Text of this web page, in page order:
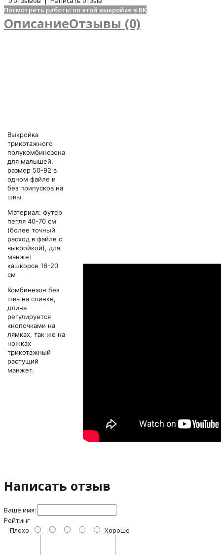
Посмотреть работы по этой выкройке в ВК
ОписаниеОтзывы (0)
Выкройка
трикотажного
полукомбинезона
для малышей,
размер 50-92 в
одном файле и
без припусков на
швы.
Материал: футер
петля 40-70 см
(более точный
расход в файле с
выкройкой), для
манжет
кашкорсе 16-20
см
Комбинезон без
шва на спинке,
длина
регулируется
кнопочками на
лямках, так же на
ножках
трикотажный
растущий
манжет.
Написать отзыв
Ваше имя:
Рейтинг
Плохо
Хорошо